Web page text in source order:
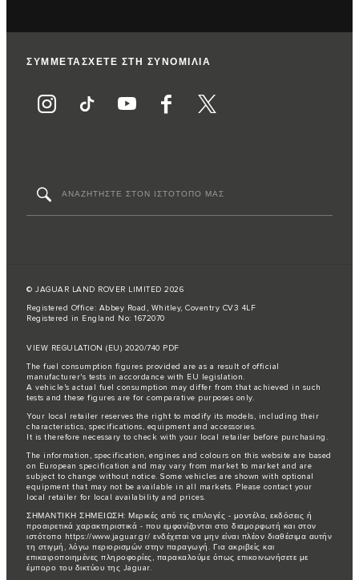
ΣΥΜΜΕΤΑΣΧΕΤΕ ΣΤΗ ΣΥΝΟΜΙΛΙΑ
© JAGUAR LAND ROVER LIMITED 2026
Registered Office: Abbey Road, Whitley, Coventry CV3 4LF
Registered in England No: 1672070
VIEW REGULATION (EU) 2020/740 PDF
The fuel consumption figures provided are as a result of official
manufacturer's tests in accordance with EU legislation.
A vehicle's actual fuel consumption may differ from that achieved in such
tests and these figures are for comparative purposes only.
Your local retailer reserves the right to modify its models, including their
characteristics, specifications, equipment and accessories.
It is therefore necessary to check with your local retailer before purchasing.
The information, specification, engines and colours on this website are based
on European specification and may vary from market to market and are
subject to change without notice. Some vehicles are shown with optional
equipment that may not be available in all markets. Please contact your
local retailer for local availability and prices.
ΣΗΜΑΝΤΙΚΗ ΣΗΜΕΙΩΣΗ: Μερικές από τις επιλογές - μοντέλα, εκδόσεις ή
προαιρετικά χαρακτηριστικά - που εμφανίζονται στο διαμορφωτή και στον
ιστότοπο https://www.jaguar.gr/ ενδέχεται να μην είναι πλέον διαθέσιμα αυτήν
τη στιγμή, λόγω περιορισμών στην παραγωγή. Για ακριβείς και
επικαιροποιημένες πληροφορίες, παρακαλούμε όπως επικοινωνήσετε με
έμπορο του δικτύου της Jaguar.